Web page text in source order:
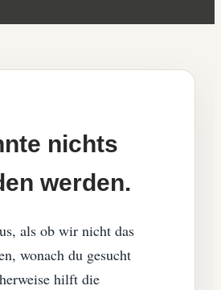
nichts
werden.
als ob wir nicht das
wonach du gesucht
hilft die